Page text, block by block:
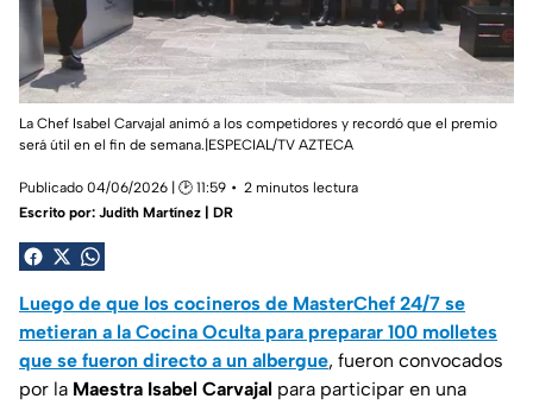
La Chef Isabel Carvajal animó a los competidores y recordó que el premio
será útil en el fin de semana.|ESPECIAL/TV AZTECA
Publicado 04/06/2026 | 🕑 11:59
2 minutos lectura
Escrito por: Judith Martínez | DR
Luego de que los cocineros de MasterChef 24/7 se
metieran a la Cocina Oculta para preparar 100 molletes
que se fueron directo a un albergue, fueron convocados
por la Maestra Isabel Carvajal para participar en una